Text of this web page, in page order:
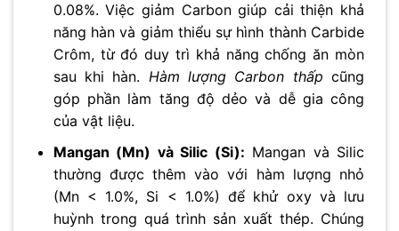
0.08%. Việc giảm Carbon giúp cải thiện khả
năng hàn và giảm thiểu sự hình thành Carbide
Crôm, từ đó duy trì khả năng chống ăn mòn
sau khi hàn. Hàm lượng Carbon thấp cũng
góp phần làm tăng độ dẻo và dễ gia công
của vật liệu.
Mangan (Mn) và Silic (Si): Mangan và Silic
thường được thêm vào với hàm lượng nhỏ
(Mn < 1.0%, Si < 1.0%) để khử oxy và lưu
huỳnh trong quá trình sản xuất thép. Chúng